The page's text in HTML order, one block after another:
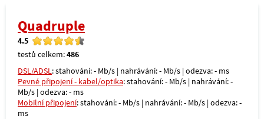
Quadruple
4.5
testů celkem:486
DSL/ADSL: stahování: - Mb/s | nahrávání: - Mb/s | odezva: - ms
Pevné připojení - kabel/optika: stahování: - Mb/s | nahrávání: -
Mb/s | odezva: - ms
Mobilní připojení: stahování: - Mb/s | nahrávání: - Mb/s | odezva: -
ms